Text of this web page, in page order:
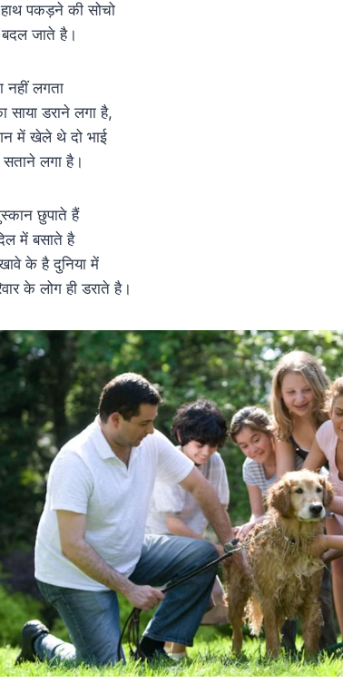
पकड़ने की सोचो
जाते है।
नहीं लगता
साया डराने लगा है,
में खेले थे दो भाई
सताने लगा है।
छुपाते हैं
में बसाते है
के है दुनिया में
के लोग ही डराते है।